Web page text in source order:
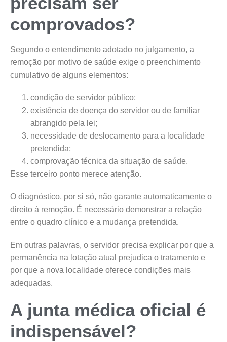
comprovados?
Segundo o entendimento adotado no julgamento, a
remoção por motivo de saúde exige o preenchimento
cumulativo de alguns elementos:
condição de servidor público;
existência de doença do servidor ou de familiar
abrangido pela lei;
necessidade de deslocamento para a localidade
pretendida;
comprovação técnica da situação de saúde.
Esse terceiro ponto merece atenção.
O diagnóstico, por si só, não garante automaticamente o
direito à remoção. É necessário demonstrar a relação
entre o quadro clínico e a mudança pretendida.
Em outras palavras, o servidor precisa explicar por que a
permanência na lotação atual prejudica o tratamento e
por que a nova localidade oferece condições mais
adequadas.
A junta médica oficial é
indispensável?